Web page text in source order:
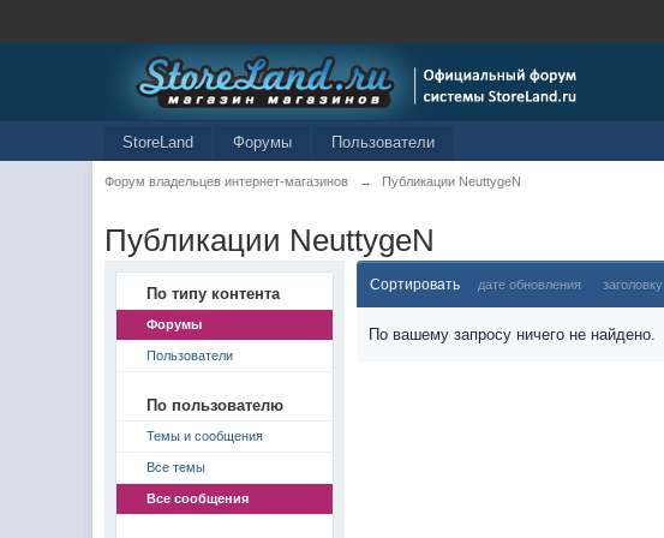
StoreLand Форумы Пользователи
Форум владельцев интернет-магазинов → Публикации NeuttygeN
Публикации NeuttygeN
По типу контента
Форумы
Пользователи
По пользователю
Темы и сообщения
Все темы
Все сообщения
Сортировать дате обновления заголовку
По вашему запросу ничего не найдено.